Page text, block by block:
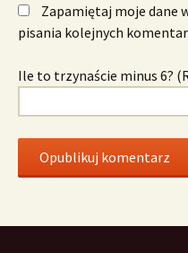
Zapamiętaj moje dane
pisania kolejnych
Ile to trzynaście minus 6?